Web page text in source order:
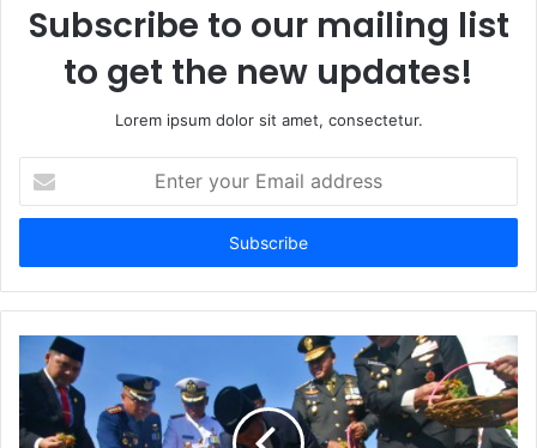
Subscribe to our mailing list
to get the new updates!
Lorem ipsum dolor sit amet, consectetur.
your
Email